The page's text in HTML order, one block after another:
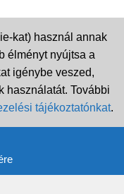
kat) használ annak
élményt nyújtsa a
igénybe veszed,
használatát. További
tájékoztatónkat.